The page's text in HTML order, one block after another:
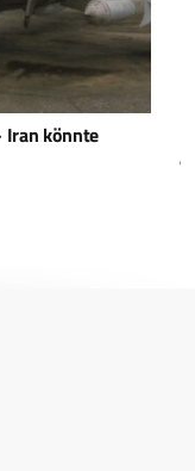
Marinekorps